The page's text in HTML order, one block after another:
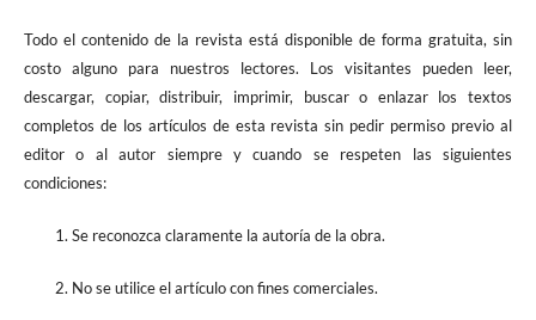
Todo el contenido de la revista está disponible de forma gratuita, sin
costo alguno para nuestros lectores. Los visitantes pueden leer,
descargar, copiar, distribuir, imprimir, buscar o enlazar los textos
completos de los artículos de esta revista sin pedir permiso previo al
editor o al autor siempre y cuando se respeten las siguientes
condiciones:
Se reconozca claramente la autoría de la obra.
No se utilice el artículo con fines comerciales.